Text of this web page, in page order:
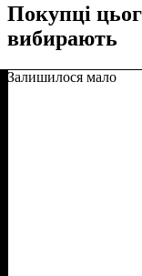
Покупці
вибирають
Залишилося мало